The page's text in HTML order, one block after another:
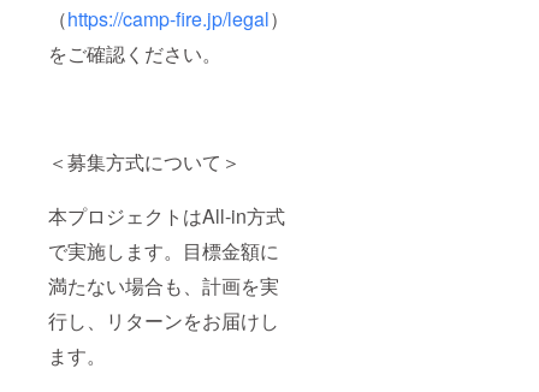
（https://camp-fire.jp/legal）
をご確認ください。
＜募集方式について＞
本プロジェクトはAll-in方式
で実施します。目標金額に
満たない場合も、計画を実
行し、リターンをお届けし
ます。